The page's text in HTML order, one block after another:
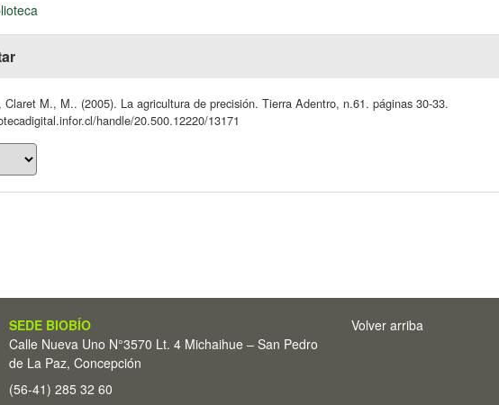
M., M.. (2005). La agricultura de precisión. Tierra Adentro, n.61. páginas 30-33.
handle/20.500.12220/13171
SEDE BIOBÍO
Calle Nueva Uno N°3570 Lt. 4 Michaihue – San Pedro
de La Paz, Concepción
(56-41) 285 32 60
Volver arriba